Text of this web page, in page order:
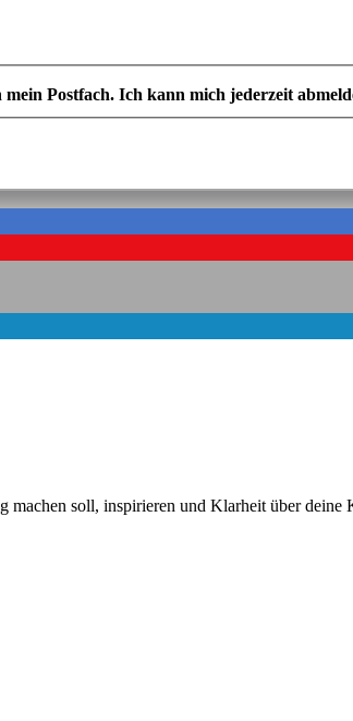
Postfach. Ich kann mich jederzeit
soll, inspirieren und Klarheit über deine